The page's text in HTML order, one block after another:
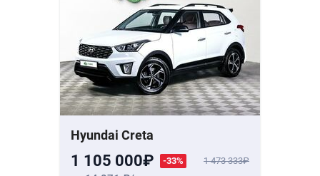
Hyundai Creta
1 105 000 -33% 1 473 333